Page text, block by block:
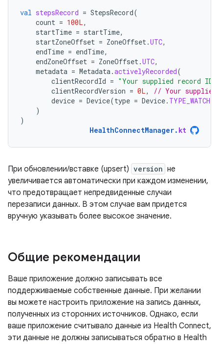
val stepsRecord = StepsRecord(
count = 100L,
startTime = startTime,
startZoneOffset = ZoneOffset.UTC,
endTime = endTime,
endZoneOffset = ZoneOffset.UTC,
metadata = Metadata.activelyRecorded(
clientRecordId = "Your supplied record ID"
clientRecordVersion = 0L,
// Your
device = Device(type = Device. TYPE_WATCH
)
)
HealthConnectManager. kt
При обновлении/вставке (upsert) version не
увеличивается автоматически при каждом изменении,
что предотвращает непредвиденные случаи
перезаписи данных. В этом случае вам придется
вручную указывать более высокое значение.
Общие рекомендации
Ваше приложение должно записывать все
поддерживаемые собственные данные. При желании
вы можете настроить приложение на запись данных,
полученных из сторонних источников. Однако, если
ваше приложение считывало данные из Health Connect,
эти данные не должны записываться обратно в Health